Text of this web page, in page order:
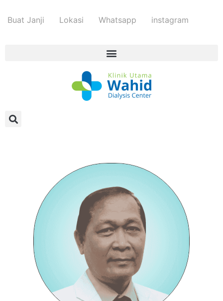
Buat Janji Lokasi Whatsapp instagram